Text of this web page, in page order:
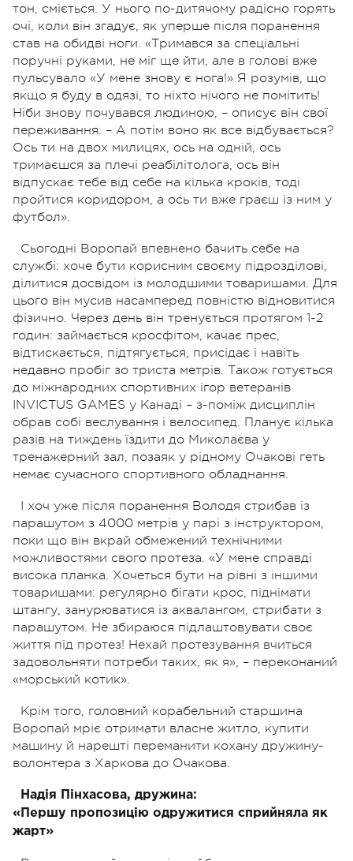
тон, сміється. У нього по-дитячому радісно горять
очі, коли він згадує, як уперше після поранення
став на обидві ноги. «Тримався за спеціальні
поручні руками, не міг ще йти, але в голові вже
пульсувало «У мене знову є нога!» Я розумів, що
якщо я буду в одязі, то ніхто нічого не помітить!
Ніби знову почувався людиною, – описує він свої
переживання. – А потім воно як все відбувається?
Ось ти на двох милицях, ось на одній, ось
тримаєшся за плечі реабілітолога, ось він
відпускає тебе від себе на кілька кроків, тоді
пройтися коридором, а ось ти вже граєш із ним у
футбол».
Сьогодні Воропай впевнено бачить себе на
службі: хоче бути корисним своєму підрозділові,
ділитися досвідом із молодшими товаришами. Для
цього він мусив насамперед повністю відновитися
фізично. Через день він тренується протягом 1-2
годин: займається кросфітом, качає прес,
відтискається, підтягується, присідає і навіть
недавно пробіг зо триста метрів. Також готується
до міжнародних спортивних ігор ветеранів
INVICTUS GAMES у Канаді – з-поміж дисциплін
обрав собі веслування і велосипед. Планує кілька
разів на тиждень їздити до Миколаєва у
тренажерний зал, позаяк у рідному Очакові геть
немає сучасного спортивного обладнання.
І хоч уже після поранення Володя стрибав із
парашутом з 4000 метрів у парі з інструктором,
поки що він вкрай обмежений технічними
можливостями свого протеза. «У мене справді
висока планка. Хочеться бути на рівні з іншими
товаришами: регулярно бігати крос, піднімати
штангу, занурюватися із аквалангом, стрибати з
парашутом. Не збираюся підлаштовувати своє
життя під протез! Нехай протезування вчиться
задовольняти потреби таких, як я», – переконаний
«морський котик».
Крім того, головний корабельний старшина
Воропай мріє отримати власне житло, купити
машину й нарешті переманити кохану дружину-
волонтера з Харкова до Очакова.
Надія Пінхасова, дружина:
«Першу пропозицію одружитися сприйняла як
жарт»